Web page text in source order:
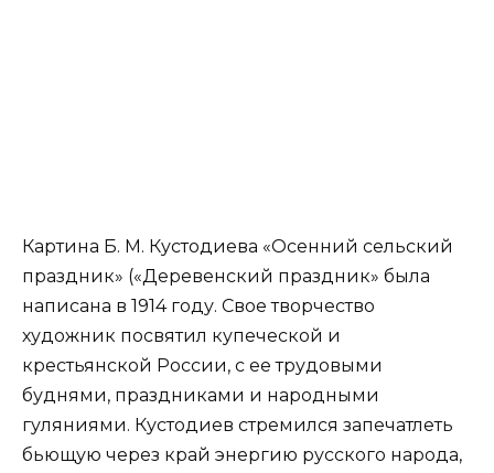
Картина Б. М. Кустодиева «Осенний сельский
праздник» («Деревенский праздник» была
написана в 1914 году. Свое творчество
художник посвятил купеческой и
крестьянской России, с ее трудовыми
буднями, праздниками и народными
гуляниями. Кустодиев стремился запечатлеть
бьющую через край энергию русского народа,